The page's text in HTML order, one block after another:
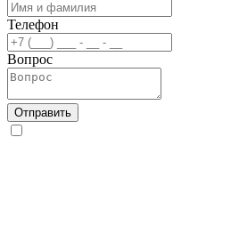
Телефон
Вопрос
Отправить